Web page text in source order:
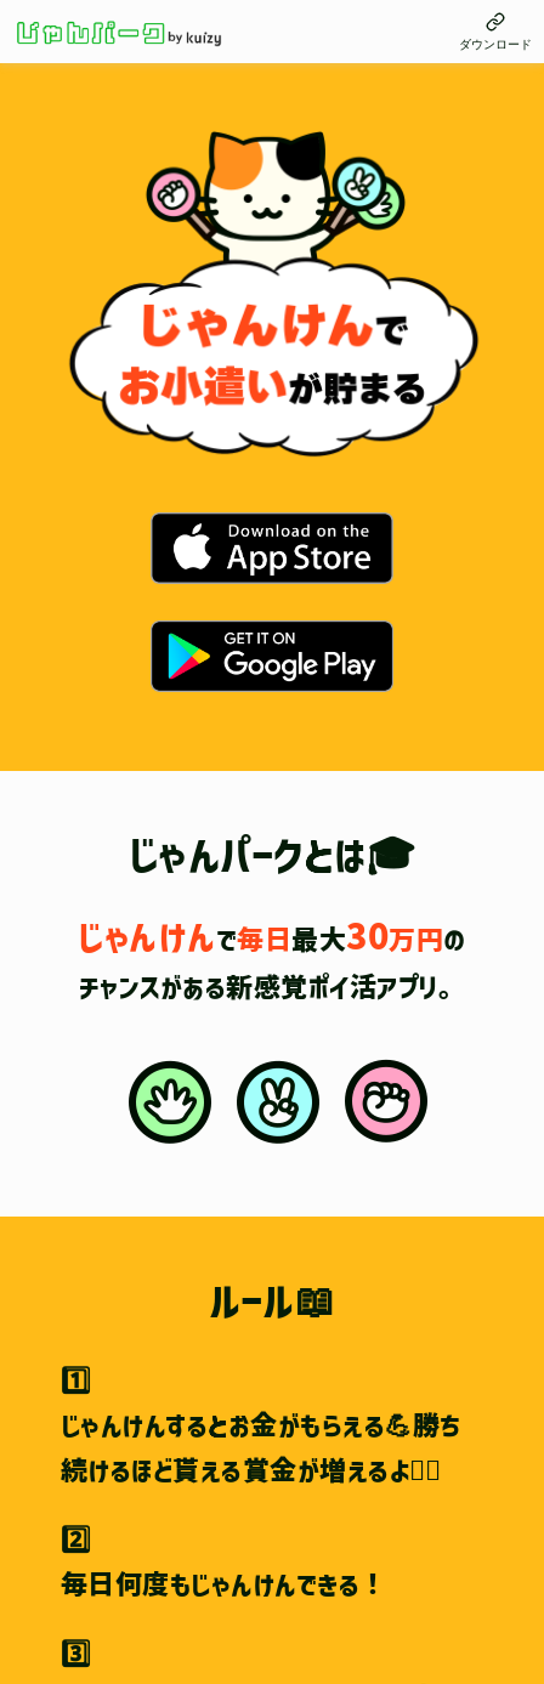
ダウンロード
じゃんパークとは🎓
じゃんけんで毎日 最大30万円 の
チャンスがある新感覚ポイ活アプリ。
ルール📖
1️⃣
じゃんけんするとお金がもらえる💪勝ち
続けるほど貰える賞金が増えるよ🙆‍♀️
2️⃣
毎日何度もじゃんけんできる！
3️⃣